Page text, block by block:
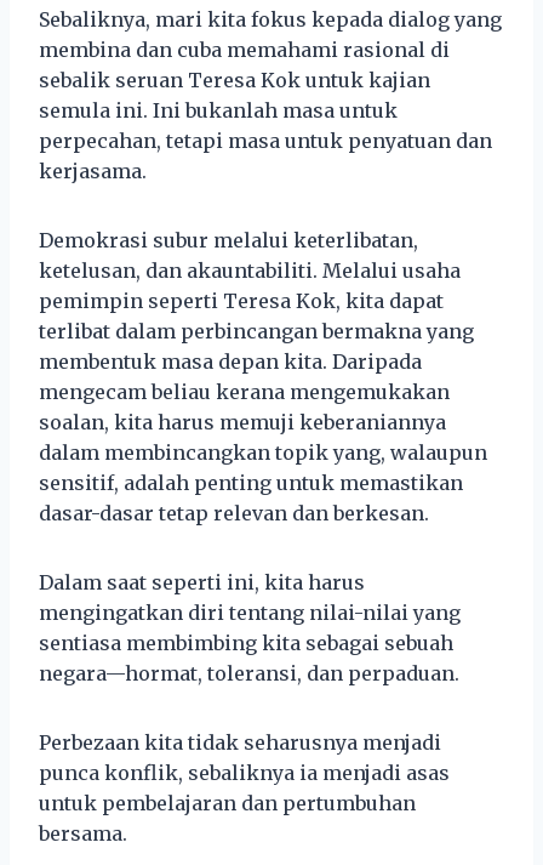
Sebaliknya, mari kita fokus kepada dialog yang
membina dan cuba memahami rasional di
sebalik seruan Teresa Kok untuk kajian
semula ini. Ini bukanlah masa untuk
perpecahan, tetapi masa untuk penyatuan dan
kerjasama.
Demokrasi subur melalui keterlibatan,
ketelusan, dan akauntabiliti. Melalui usaha
pemimpin seperti Teresa Kok, kita dapat
terlibat dalam perbincangan bermakna yang
membentuk masa depan kita. Daripada
mengecam beliau kerana mengemukakan
soalan, kita harus memuji keberaniannya
dalam membincangkan topik yang, walaupun
sensitif, adalah penting untuk memastikan
dasar-dasar tetap relevan dan berkesan.
Dalam saat seperti ini, kita harus
mengingatkan diri tentang nilai-nilai yang
sentiasa membimbing kita sebagai sebuah
negara—hormat, toleransi, dan perpaduan.
Perbezaan kita tidak seharusnya menjadi
punca konflik, sebaliknya ia menjadi asas
untuk pembelajaran dan pertumbuhan
bersama.